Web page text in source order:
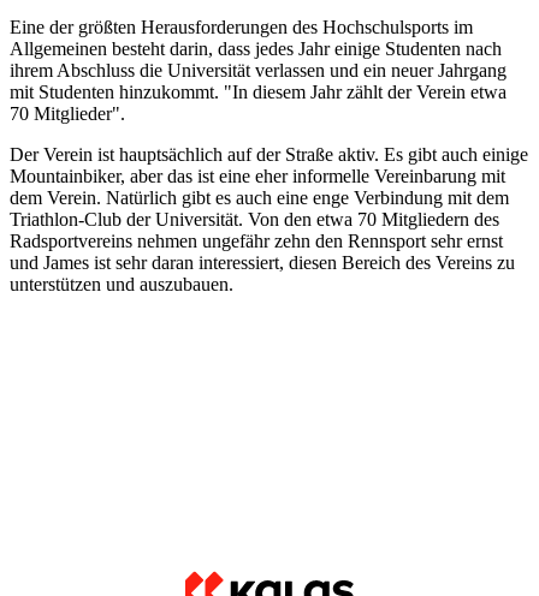
Der Verein ist hauptsächlich auf der Straße aktiv. Es gibt auch einige
Mountainbiker, aber das ist eine eher informelle Vereinbarung mit
dem Verein. Natürlich gibt es auch eine enge Verbindung mit dem
Triathlon-Club der Universität. Von den etwa 70 Mitgliedern des
und James ist sehr daran interessiert, diesen Bereich des Vereins zu
unterstützen und auszubauen.